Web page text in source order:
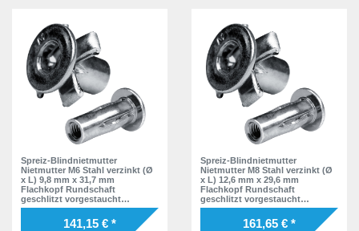
Spreiz-Blindnietmutter
Nietmutter M6 Stahl verzinkt (Ø
x L) 9,8 mm x 31,7 mm
Flachkopf Rundschaft
geschlitzt vorgestaucht
Schaftende offen Einziehmutter
Einnietmuttern - GO-SPLIT
141,15 € *
Spreiz-Blindnietmutter
Nietmutter M8 Stahl verzinkt (Ø
x L) 12,6 mm x 29,6 mm
Flachkopf Rundschaft
geschlitzt vorgestaucht
Schaftende offen Einziehmutter
Einnietmuttern - GO-SPLIT
161,65 € *